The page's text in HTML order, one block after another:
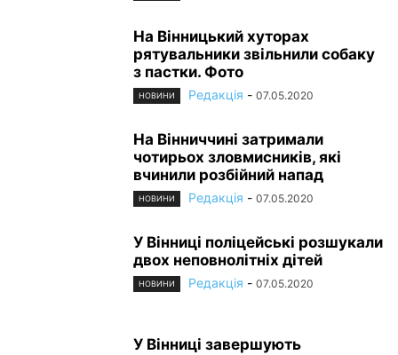
На Вінницький хуторах
рятувальники звільнили собаку
з пастки. Фото
НОВИНИ Редакція - 07.05.2020
На Вінниччині затримали
чотирьох зловмисників, які
вчинили розбійний напад
НОВИНИ Редакція - 07.05.2020
У Вінниці поліцейські розшукали
двох неповнолітніх дітей
НОВИНИ Редакція - 07.05.2020
У Вінниці завершують